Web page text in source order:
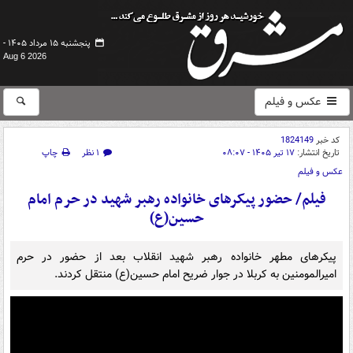
پنجشنبه ۱۵ مرداد ۱۴۰۵ -
Aug 6 2026
عکس و فیلم
کد خبر1824149
تاریخ انتشار: ۱۷ تیر ۱۴۰۵ - ۰۸:۰۷ ۱ نظر
چاپ
عکس و فیلم
فیلم/ حضور پیکرهای خانواده رهبر شهید در حرم امام
حسین(ع)
پیکرهای مطهر خانواده رهبر شهید انقلاب بعد از حضور در حرم
امیرالمومنین به کربلا در جوار ضریح امام حسین(ع) منتقل کردند.